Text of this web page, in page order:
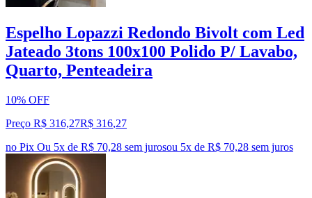
Espelho Lopazzi Redondo Bivolt com Led
Jateado 3tons 100x100 Polido P/ Lavabo,
Quarto, Penteadeira
10% OFF
Preço R$ 316,27R$ 316,27
no Pix Ou 5x de R$ 70,28 sem jurosou 5x de R$ 70,28 sem juros